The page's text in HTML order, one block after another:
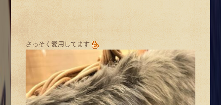
さっそく愛用してます